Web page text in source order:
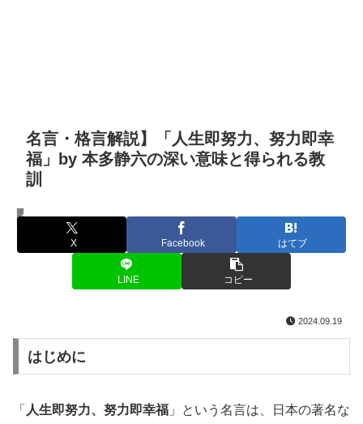
名言・格言解説】「人生即努力、努力即幸
福」by 本多静六の深い意味と得られる教
訓
名言・格言
X Facebook はてブ
LINE コピー
2024.09.19
はじめに
「 人生即努力、努力即幸福 」という名言は、日本の著名な